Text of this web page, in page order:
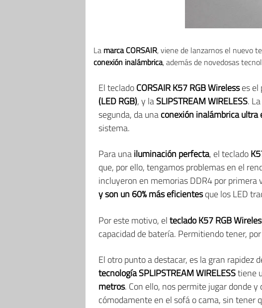
La marca CORSAIR, viene de lanzarnos el nuevo
conexión inalámbrica, además de novedosas
El tecladoCORSAIR K57 RGB Wirelesses el
(LED RGB), y laSLIPSTREAM WIRELESS.
segunda, da unaconexión inalámbrica ultra
sistema.
Para unailuminación perfecta, el teclado
que, por ello, tengamos problemas en el
incluyeron en memorias DDR4 por primera
y son un 60% más eficientesque los LED
Por este motivo, elteclado K57 RGB
capacidad de batería. Permitiendo tener,
El otro punto a destacar, es la gran rapidez
tecnología SPLIPSTREAM WIRELESStiene
metros. Con ello, nos permite jugar donde
cómodamente en el sofá o cama, sin tener